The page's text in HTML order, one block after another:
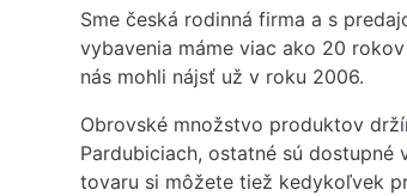
Sme česká rodinná firma a s
vybavenia máme viac ako 20
nás mohli nájsť už v roku 2006.
Obrovské množstvo produktov
Pardubiciach, ostatné sú dostupné
tovaru si môžete tiež kedykoľvek